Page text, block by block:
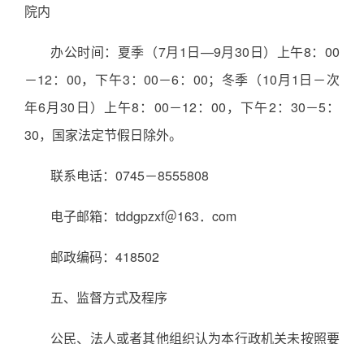
院内
办公时间：夏季（7月1日—9月30日）上午8：00
－12：00，下午3：00－6：00；冬季（10月1日－次
年6月30日）上午8：00－12：00，下午2：30－5：
30，国家法定节假日除外。
联系电话：0745－8555808
电子邮箱：tddgpzxf＠163．com
邮政编码：418502
五、监督方式及程序
公民、法人或者其他组织认为本行政机关未按照要